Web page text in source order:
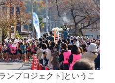
ンプロジェクト]というこ